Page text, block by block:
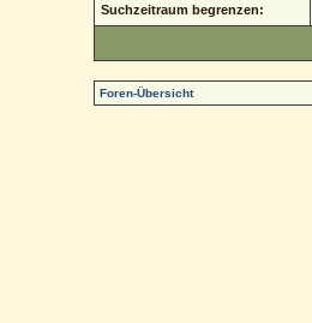
Suchzeitraum begrenzen:
Foren-Übersicht